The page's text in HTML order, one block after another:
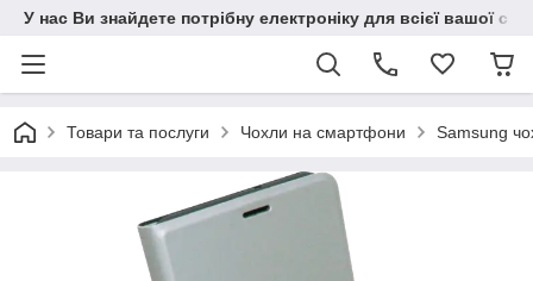
У нас Ви знайдете потрібну електроніку для всієї вашої
Товари та послуги Чохли на смартфони Samsung